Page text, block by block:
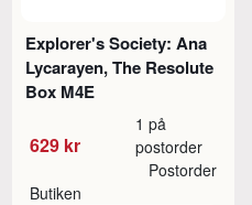
Explorer's Society: Ana
Lycarayen, The Resolute
Box M4E
629 kr
1 på
postorder
Butiken
Postorder